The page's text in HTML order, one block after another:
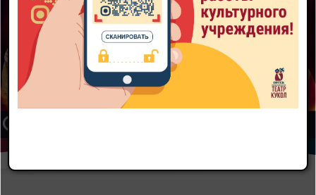
8 800 300-49-10
93 театральный сезон